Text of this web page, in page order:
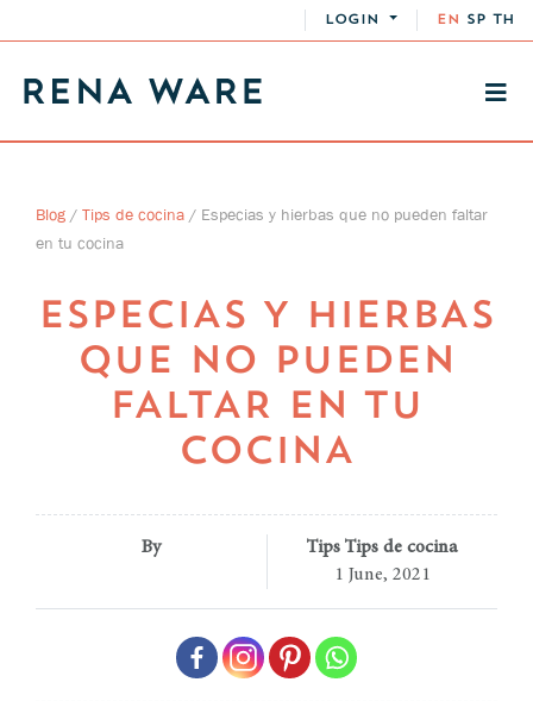
LOGIN EN SP TH
Blog / Tips de cocina / Especias y hierbas que no pueden faltar
en tu cocina
ESPECIAS Y HIERBAS
QUE NO PUEDEN
FALTAR EN TU
COCINA
By
Tips Tips de cocina
1 June, 2021